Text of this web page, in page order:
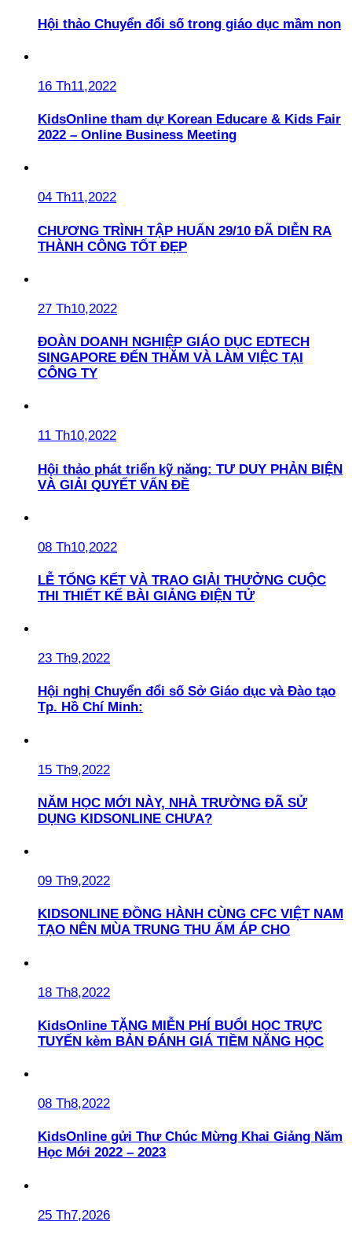
Hội thảo Chuyển đổi số trong giáo dục mầm non
16 Th11,2022
KidsOnline tham dự Korean Educare & Kids Fair
2022 – Online Business Meeting
04 Th11,2022
CHƯƠNG TRÌNH TẬP HUẤN 29/10 ĐÃ DIỄN RA
THÀNH CÔNG TỐT ĐẸP
27 Th10,2022
ĐOÀN DOANH NGHIỆP GIÁO DỤC EDTECH
SINGAPORE ĐẾN THĂM VÀ LÀM VIỆC TẠI
CÔNG TY
11 Th10,2022
Hội thảo phát triển kỹ năng: TƯ DUY PHẢN BIỆN
VÀ GIẢI QUYẾT VẤN ĐỀ
08 Th10,2022
LỄ TỔNG KẾT VÀ TRAO GIẢI THƯỞNG CUỘC
THI THIẾT KẾ BÀI GIẢNG ĐIỆN TỬ
23 Th9,2022
Hội nghị Chuyển đổi số Sở Giáo dục và Đào tạo
Tp. Hồ Chí Minh:
15 Th9,2022
NĂM HỌC MỚI NÀY, NHÀ TRƯỜNG ĐÃ SỬ
DỤNG KIDSONLINE CHƯA?
09 Th9,2022
KIDSONLINE ĐỒNG HÀNH CÙNG CFC VIỆT NAM
TẠO NÊN MÙA TRUNG THU ẤM ÁP CHO
18 Th8,2022
KidsOnline TẶNG MIỄN PHÍ BUỔI HỌC TRỰC
TUYẾN kèm BẢN ĐÁNH GIÁ TIỀM NĂNG HỌC
08 Th8,2022
KidsOnline gửi Thư Chúc Mừng Khai Giảng Năm
Học Mới 2022 – 2023
25 Th7,2026